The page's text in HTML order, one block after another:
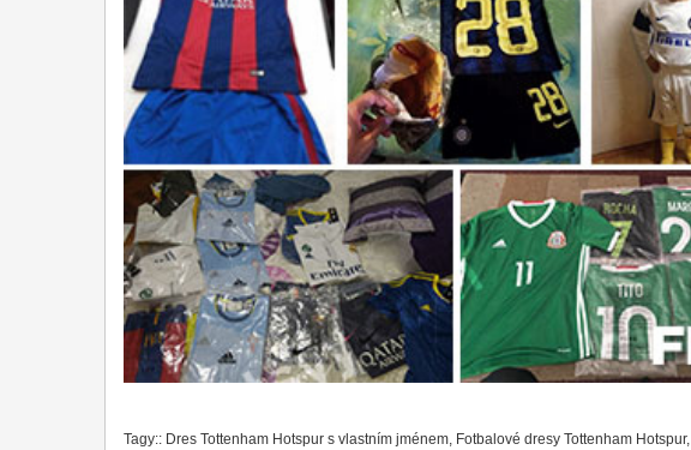
Tagy:: Dres Tottenham Hotspur s vlastním jménem, Fotbalové dresy Tottenham Hotspur,